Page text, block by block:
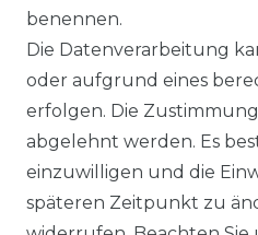
Sie sind
Sie
https://
oder telefonisch
Wir
benennen.
Die Datenverarbeitung
oder aufgrund eines
erfolgen. Die
abgelehnt werden. Es
einzuwilligen und die
späteren Zeitpunkt zu